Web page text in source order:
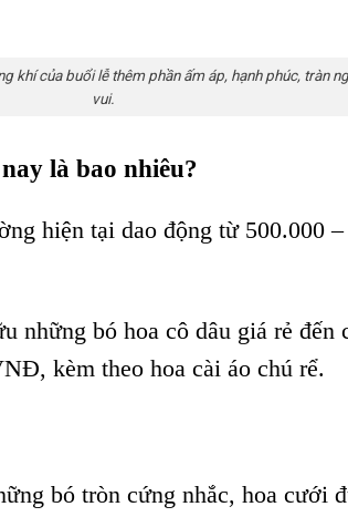
khí của buổi lễ thêm phần ấm áp, hạnh phúc, tràn
vui.
là bao nhiêu?
hiện tại dao động từ 500.000
những bó hoa cô dâu giá rẻ đến
kèm theo hoa cài áo chú rể.
bó tròn cứng nhắc, hoa cưới